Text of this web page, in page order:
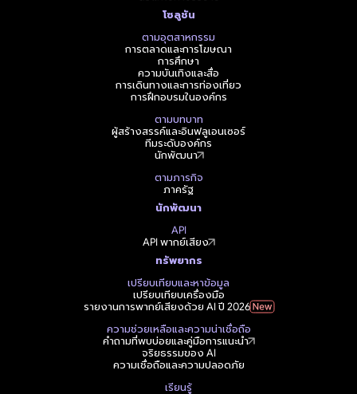
โซลูชัน
ตามอุตสาหกรรม
การตลาดและการโฆษณา
การศึกษา
ความบันเทิงและสื่อ
การเดินทางและการท่องเที่ยว
การฝึกอบรมในองค์กร
ตามบทบาท
ผู้สร้างสรรค์และอินฟลูเอนเซอร์
ทีมระดับองค์กร
นักพัฒนา
ตามภารกิจ
ภาครัฐ
นักพัฒนา
API
API พากย์เสียง
ทรัพยากร
เปรียบเทียบและหาข้อมูล
เปรียบเทียบเครื่องมือ
รายงานการพากย์เสียงด้วย AI ปี 2026
ความช่วยเหลือและความน่าเชื่อถือ
คำถามที่พบบ่อยและคู่มือการแนะนำ
จริยธรรมของ AI
ความเชื่อถือและความปลอดภัย
เรียนรู้